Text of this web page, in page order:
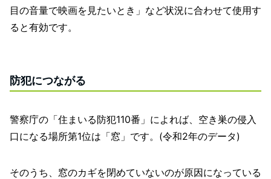
目の音量で映画を見たいとき」など状況に合わせて使用す
ると有効です。
防犯につながる
警察庁の「住まいる防犯110番」によれば、空き巣の侵入
口になる場所第1位は「窓」です。(令和2年のデータ)
そのうち、窓のカギを閉めていないのが原因になっている